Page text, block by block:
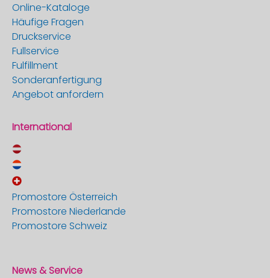
Online-Kataloge
Häufige Fragen
Druckservice
Fullservice
Fulfillment
Sonderanfertigung
Angebot anfordern
International
Promostore Österreich
Promostore Niederlande
Promostore Schweiz
News & Service